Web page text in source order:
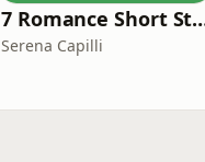
7 Romance Short Stories in Italian (Graded
Serena Capilli